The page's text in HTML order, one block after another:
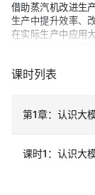
借助蒸汽机改进生
生产中提升效率、
在实际生产中应用
非技术人员、无算
率、改进产品体验。
适合人群
非技术背景人
务中有哪些
课时列表
第1章： 认识大
课时1 ： 认识大